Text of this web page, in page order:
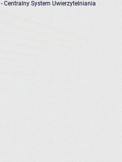
- Centralny System Uwierzytelniania